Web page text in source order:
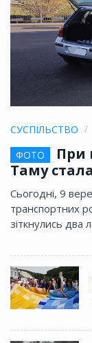
СУСПІЛЬСТВО
ФОТО
При
Таму
Сьогодні, 9
транспортних
зіткнулись два